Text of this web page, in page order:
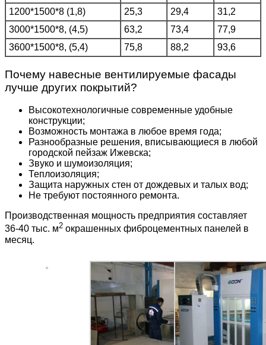
1200*1500*8 (1,8)
25,3 29,4
31,2
3000*1500*8, (4,5)
63,2 73,4
77,9
3600*1500*8, (5,4)
75,8 88,2 93,6
Почему навесные вентилируемые фасады
лучше других покрытий?
Высокотехнологичные современные удобные
конструкции;
Возможность монтажа в любое время года;
Разнообразные решения, вписывающиеся в любой
городской пейзаж Ижевска;
Звуко и шумоизоляция;
Теплоизоляция;
Защита наружных стен от дождевых и талых вод;
Не требуют постоянного ремонта.
Производственная мощность предприятия составляет
36-40 тыс. м2 окрашенных фиброцементных панелей в
месяц.